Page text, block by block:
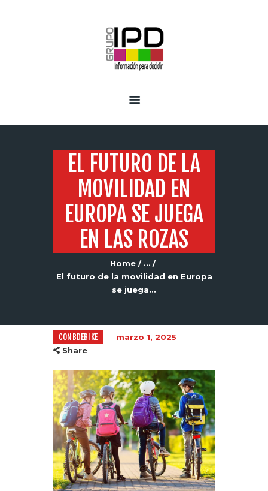
EL FUTURO DE LA
MOVILIDAD EN
EUROPA SE JUEGA
EN LAS ROZAS
Home
...
El futuro de la movilidad en Europa
se juega...
CONBDEBIKE
marzo 1, 2025
Share